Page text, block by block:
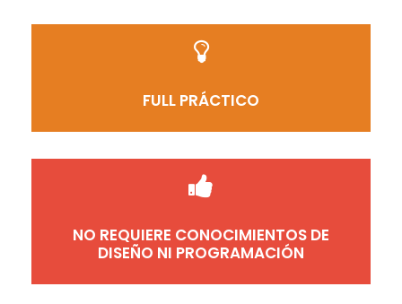
FULL PRÁCTICO
NO REQUIERE CONOCIMIENTOS DE
DISEÑO NI PROGRAMACIÓN